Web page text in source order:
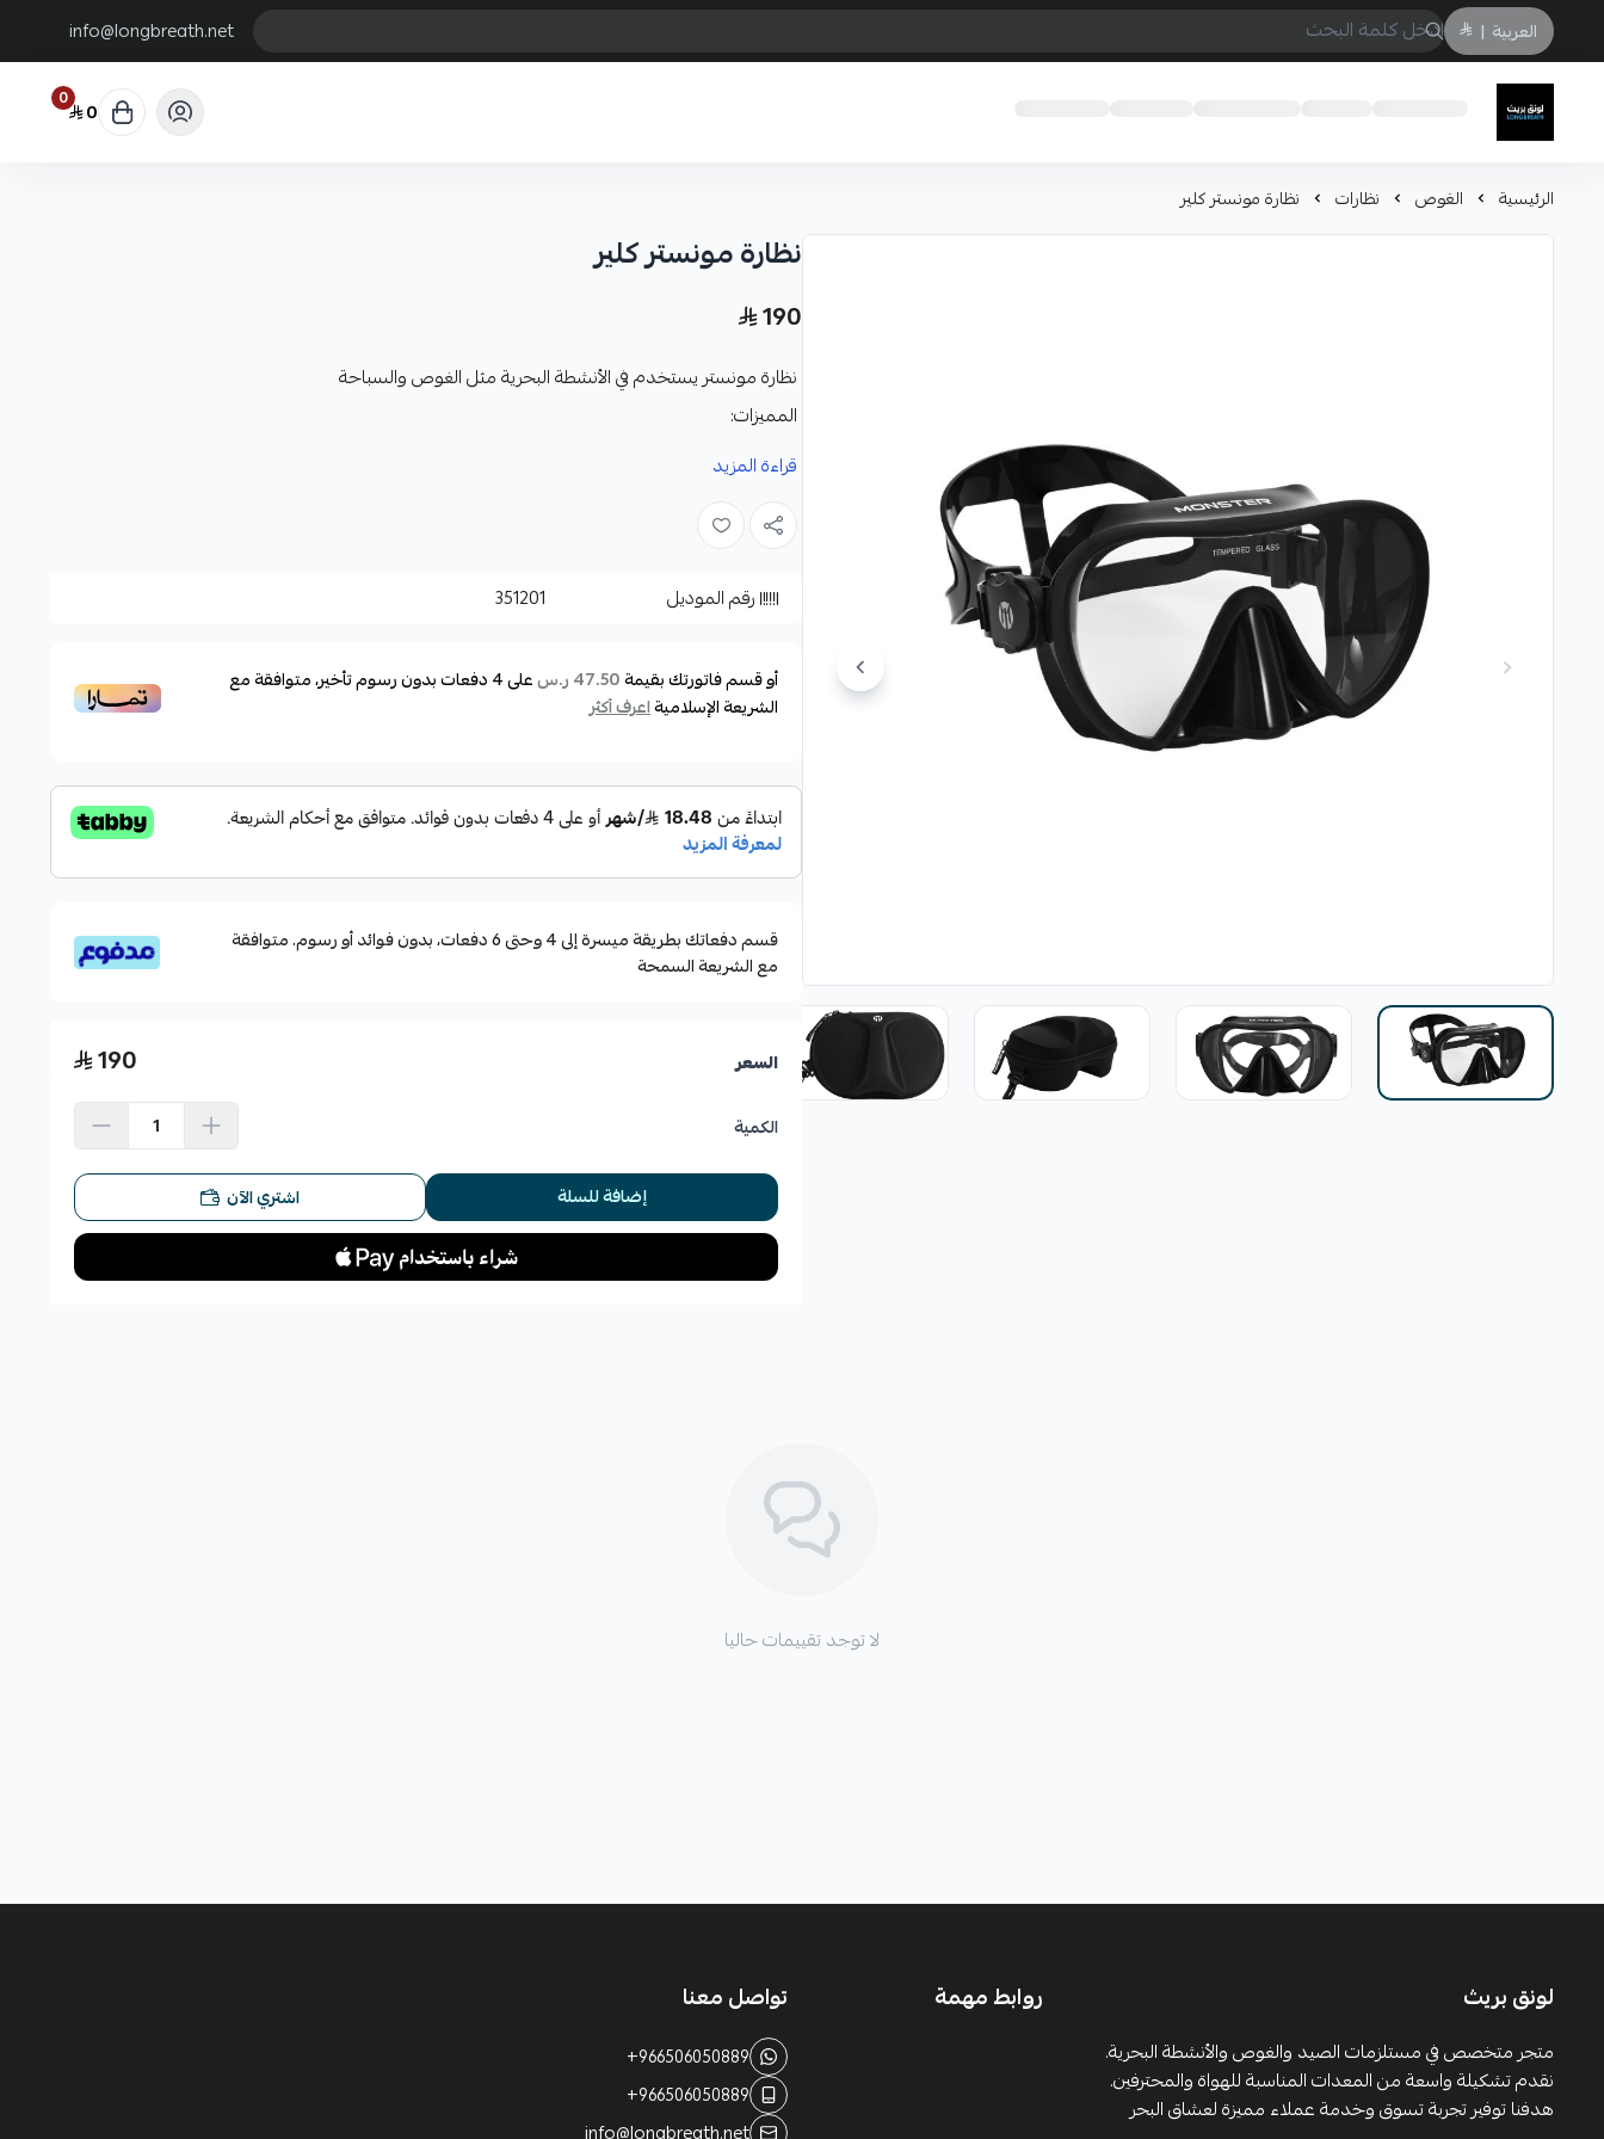
العربية |
info@longbreath.net
لونق بريث
0 0
الرئيسية الغوص نظارات نظارة مونستر كلير
نظارة مونستر كلير
190
نظارة مونستر يستخدم في الأنشطة البحرية مثل الغوص والسباحة
المميزات:
تصميم مريح يناسب الوجه بشكل جيد ويمنع تسرب الماء.
مصنوعة من السيليكون المريح على الوجه
تناسب اشكال الوجه المختلفة
صناعة تايوانية
قراءة المزيد
رقم الموديل 351201
أو قسم فاتورتك بقيمة47.50 ر.س على4دفعات بدون رسوم تأخير، متوافقة مع
الشريعة الإسلاميةاعرف أكثر
قسم دفعاتك بطريقة ميسرة إلى 4 وحتى 6 دفعات، بدون فوائد أو رسوم. متوافقة
مع الشريعة السمحة
السعر 190
الكمية
إضافة للسلة اشتري الآن
لا توجد تقييمات حاليا
لونق بريث
متجر متخصص في مستلزمات الصيد والغوص والأنشطة البحرية.
نقدم تشكيلة واسعة من المعدات المناسبة للهواة والمحترفين.
هدفنا توفير تجربة تسوق وخدمة عملاء مميزة لعشاق البحر
روابط مهمة تواصل معنا
+966506050889
+966506050889